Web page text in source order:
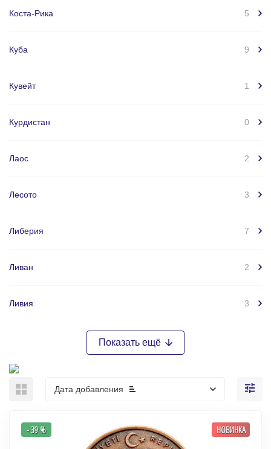
Коста-Рика 5
Куба 9
Кувейт 1
Курдистан 0
Лаос 2
Лесото 3
Либерия 7
Ливан 2
Ливия 3
Показать ещё
Дата добавления
- 39 % НОВИНКА